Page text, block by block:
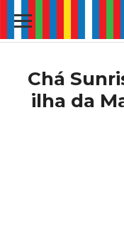
Chá
ilha da